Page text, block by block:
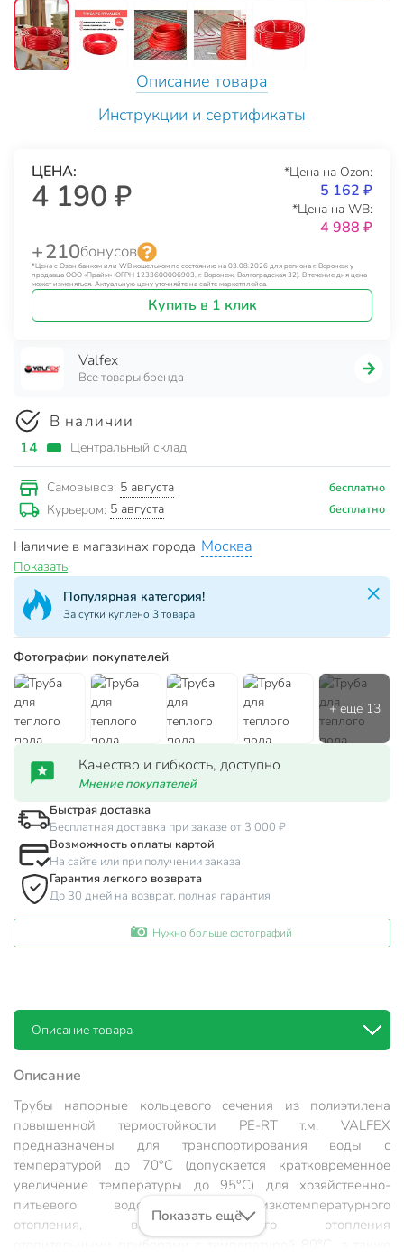
Описание товара
Инструкции и сертификаты
ЦЕНА:
4 190 ₽
*Цена на Ozon:
5 162 ₽
*Цена на WB:
4 988 ₽
+ 210бонусов
*Цена с Озон банком или WB кошельком по состоянию на 03.08.2026 для региона г. Воронеж у
продавца ООО «Прайм» (ОГРН 1233600006903, г. Воронеж, Волгоградская 32). В течение дня цена
может изменяться. Актуальную цену уточняйте на сайте маркетплейса.
Купить в 1 клик
Valfex
Все товары бренда
В наличии
14 Центральный склад
Самовывоз: 5 августа бесплатно
Курьером: 5 августа бесплатно
Наличие в магазинах города Москва
Показать
Популярная категория!
За сутки куплено 3 товара
Фотографии покупателей
Качество и гибкость, доступно
Мнение покупателей
Быстрая доставка
Бесплатная доставка при заказе от 3 000 ₽
Возможность оплаты картой
На сайте или при получении заказа
Гарантия легкого возврата
До 30 дней на возврат, полная гарантия
Нужно больше фотографий
Описание товара
Описание
Трубы напорные кольцевого сечения из полиэтилена
повышенной термостойкости PE-RT т.м. VALFEX
предназначены для транспортирования воды с
температурой до 70°С (допускается кратковременное
увеличение температуры до 95°С) для хозяйственно-
питьевого водоснабжения, низкотемпературного
отопления, высокотемпературного отопления
Показать ещё